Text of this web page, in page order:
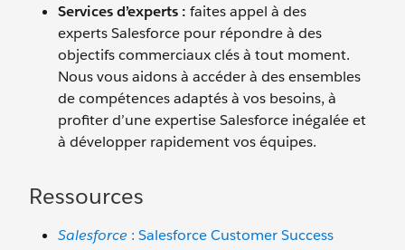
Services d’experts : faites appel à des
experts Salesforce pour répondre à des
objectifs commerciaux clés à tout moment.
Nous vous aidons à accéder à des ensembles
de compétences adaptés à vos besoins, à
profiter d’une expertise Salesforce inégalée et
à développer rapidement vos équipes.
Ressources
Salesforce : Salesforce Customer Success